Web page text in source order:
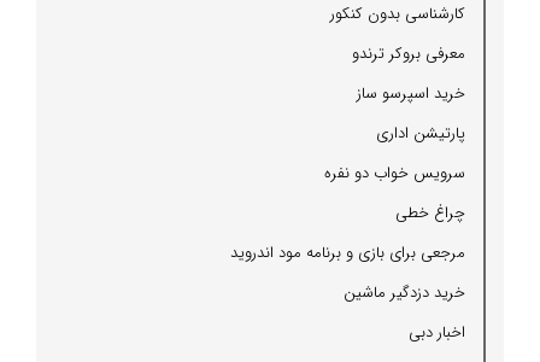
كارشناسی بدون كنكور
معرفی بروكر ترندو
خرید اسپرسو ساز
پارتیشن اداری
سرویس خواب دو نفره
چراغ خطی
مرجعی برای بازی و برنامه مود اندروید
خرید دزدگیر ماشین
اخبار دبی